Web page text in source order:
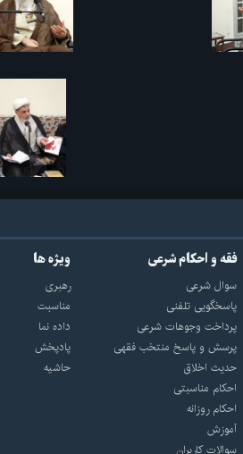
فقه و احکام شرعی
سوال شرعی
پاسخگویی تلفنی
پرداخت وجوهات شرعی
پرسش و پاسخ منتخب فقهی
حدیث اخلاق
احکام مناسبتی
احکام روزانه
آموزش
سوالات کاربران
ویژه ها
رهبری
مناسبت
داده نما
پادپخش
حاشیه